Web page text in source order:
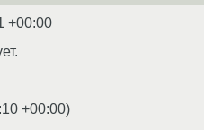
+00:00
+00:00)